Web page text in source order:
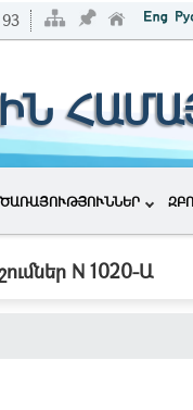
93
ԾԱՌԱՅՈՒԹՅՈՒՆՆԵՐ
N 1020-Ա